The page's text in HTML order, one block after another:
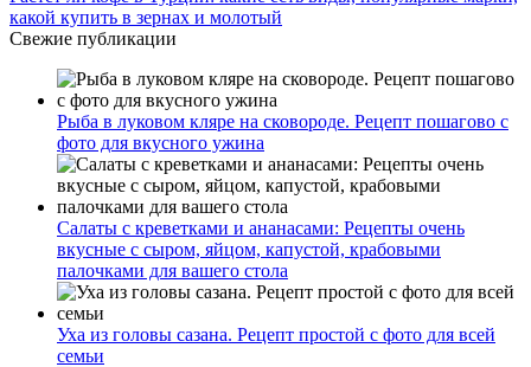
какой купить в зернах и молотый
Свежие публикации
Рыба в луковом кляре на сковороде. Рецепт пошагово с
фото для вкусного ужина
Салаты с креветками и ананасами: Рецепты очень
вкусные с сыром, яйцом, капустой, крабовыми
палочками для вашего стола
Уха из головы сазана. Рецепт простой с фото для всей
семьи